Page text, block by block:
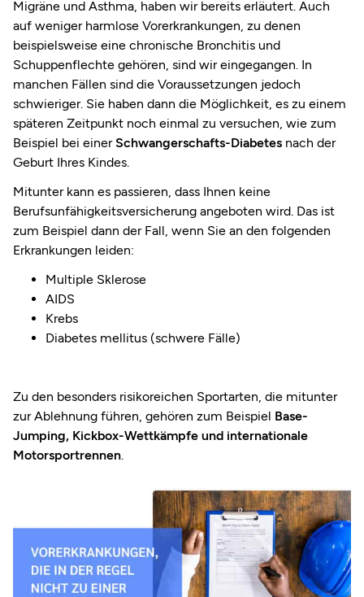
Migräne und Asthma, haben wir bereits erläutert. Auch
auf weniger harmlose Vorerkrankungen, zu denen
beispielsweise eine chronische Bronchitis und
Schuppenflechte gehören, sind wir eingegangen. In
manchen Fällen sind die Voraussetzungen jedoch
schwieriger. Sie haben dann die Möglichkeit, es zu einem
späteren Zeitpunkt noch einmal zu versuchen, wie zum
Beispiel bei einerSchwangerschafts-Diabetes nach der
Geburt Ihres Kindes.
Mitunter kann es passieren, dass Ihnen keine
Berufsunfähigkeitsversicherung angeboten wird. Das ist
zum Beispiel dann der Fall, wenn Sie an den folgenden
Erkrankungen leiden:
Multiple Sklerose
AIDS
Krebs
Diabetes mellitus (schwere Fälle)
Zu den besonders risikoreichen Sportarten, die mitunter
zur Ablehnung führen, gehören zum Beispiel Base-
Jumping, Kickbox-Wettkämpfe und internationale
Motorsportrennen.